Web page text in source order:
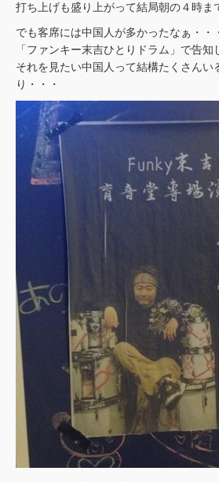
打ち上げも盛り上がって結局朝の４時ま
でも客席には中国人が多かったなぁ・・
「ファンキー末吉ひとりドラム」で告知
それを見たい中国人って結構たくさんい
り・・・